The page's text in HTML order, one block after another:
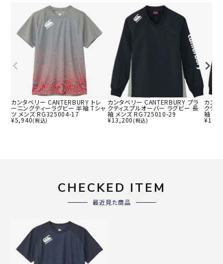
カンタベリー CANTERBURY トレ
ーニングティーラグビー 半袖 Tシャ
ツ メンズ RG325004-17
¥5,940(税込)
カンタベリー CANTERBURY プラ
クティスプルオーバー ラグビー 長
袖 メンズ RG725010-29
¥13,200 (税込)
カン
クテ
袖 メ
¥
CHECKED ITEM
最近見た商品